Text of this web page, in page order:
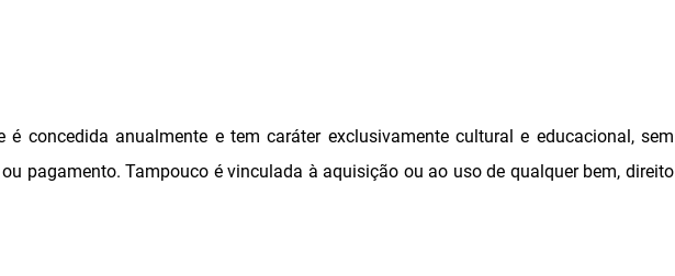
é concedida anualmente e tem caráter exclusivamente cultural e educacional, sem
pagamento. Tampouco é vinculada à aquisição ou ao uso de qualquer bem, direito